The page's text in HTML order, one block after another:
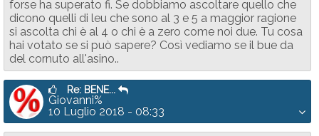
forse ha superato fi. Se dobbiamo ascoltare quello che
dicono quelli di leu che sono al 3 e 5 a maggior ragione
si ascolta chi è al 4 o chi è a zero come noi due. Tu cosa
hai votato se si può sapere? Così vediamo se il bue da
del cornuto all'asino..
Re: BENE...
Giovanni%
10 Luglio 2018 - 08:33